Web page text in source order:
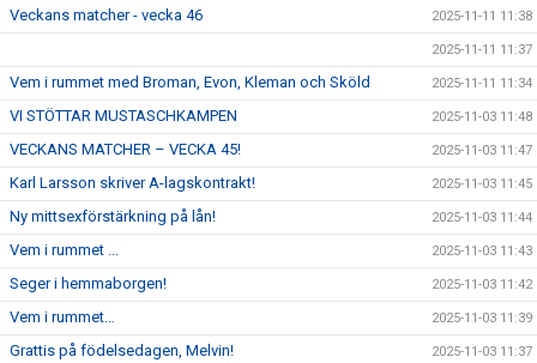
Veckans matcher - vecka 46 2025-11-11 11:38
2025-11-11 11:37
Vem i rummet med Broman, Evon, Kleman och Sköld 2025-11-11 11:34
VI STÖTTAR MUSTASCHKAMPEN 2025-11-03 11:48
VECKANS MATCHER – VECKA 45! 2025-11-03 11:47
Karl Larsson skriver A-lagskontrakt! 2025-11-03 11:45
Ny mittsexförstärkning på lån! 2025-11-03 11:44
Vem i rummet ... 2025-11-03 11:43
Seger i hemmaborgen! 2025-11-03 11:42
Vem i rummet… 2025-11-03 11:39
Grattis på födelsedagen, Melvin! 2025-11-03 11:37